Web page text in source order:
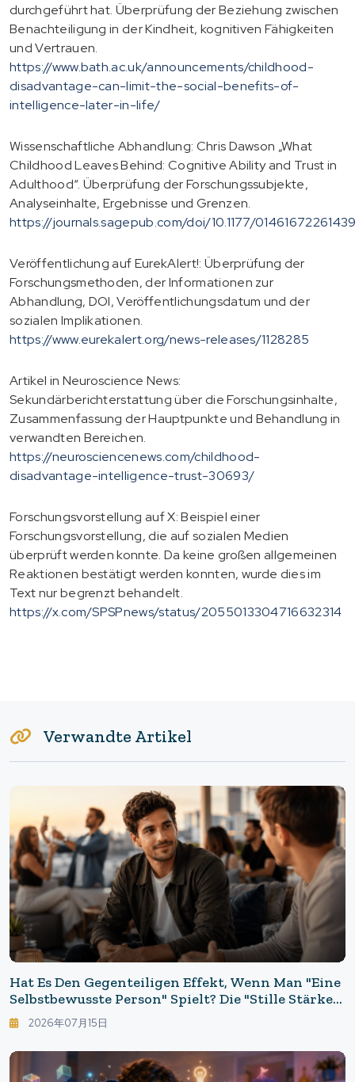
durchgeführt hat. Überprüfung der Beziehung zwischen
Benachteiligung in der Kindheit, kognitiven Fähigkeiten
und Vertrauen.
https://www.bath.ac.uk/announcements/childhood-
disadvantage-can-limit-the-social-benefits-of-
intelligence-later-in-life/
Wissenschaftliche Abhandlung: Chris Dawson „What
Childhood Leaves Behind: Cognitive Ability and Trust in
Adulthood“. Überprüfung der Forschungssubjekte,
Analyseinhalte, Ergebnisse und Grenzen.
https://journals.sagepub.com/doi/10.1177/
Veröffentlichung auf EurekAlert!: Überprüfung der
Forschungsmethoden, der Informationen zur
Abhandlung, DOI, Veröffentlichungsdatum und der
sozialen Implikationen.
https://www.eurekalert.org/news-releases/1128285
Artikel in Neuroscience News:
Sekundärberichterstattung über die Forschungsinhalte,
Zusammenfassung der Hauptpunkte und Behandlung in
verwandten Bereichen.
https://neurosciencenews.com/childhood-
disadvantage-intelligence-trust-30693/
Forschungsvorstellung auf X: Beispiel einer
Forschungsvorstellung, die auf sozialen Medien
überprüft werden konnte. Da keine großen allgemeinen
Reaktionen bestätigt werden konnten, wurde dies im
Text nur begrenzt behandelt.
https://x.com/SPSPnews/status/2055013304716632314
Verwandte Artikel
Hat Es Den Gegenteiligen Effekt, Wenn Man "eine
Selbstbewusste Person" Spielt? Die "stille Stärke",
Die Von Beliebten Menschen Ausgeht.
2026年07月15日